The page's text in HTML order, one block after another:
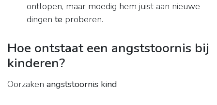
ontlopen, maar moedig hem juist aan nieuwe
dingen te proberen.
Hoe ontstaat een angststoornis bij
kinderen?
Oorzaken angststoornis kind